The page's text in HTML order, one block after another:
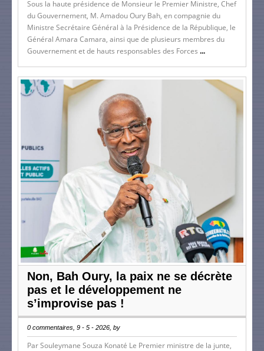
Sous la haute présidence de Monsieur le Premier Ministre, Chef
du Gouvernement, M. Amadou Oury Bah, en compagnie du
Ministre Secrétaire Général à la Présidence de la République, le
Général Amara Camara, ainsi que de plusieurs membres du
Gouvernement et de hauts responsables des Forces ...
Non, Bah Oury, la paix ne se décrète
pas et le développement ne
s’improvise pas !
0 commentaires, 9 - 5 - 2026, by
Par Souleymane Souza Konaté Le Premier ministre de la junte,